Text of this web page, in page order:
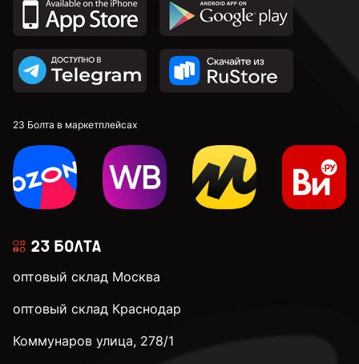
23 Болта в маркетплейсах
оптовый склад Москва
оптовый склад Краснодар
Коммунаров улица, 278/1